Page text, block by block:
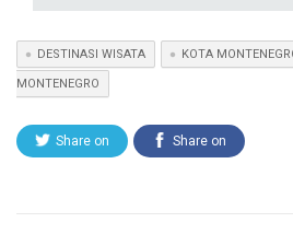
DESTINASI WISATA KOTA
MONTENEGRO
Share on Share on